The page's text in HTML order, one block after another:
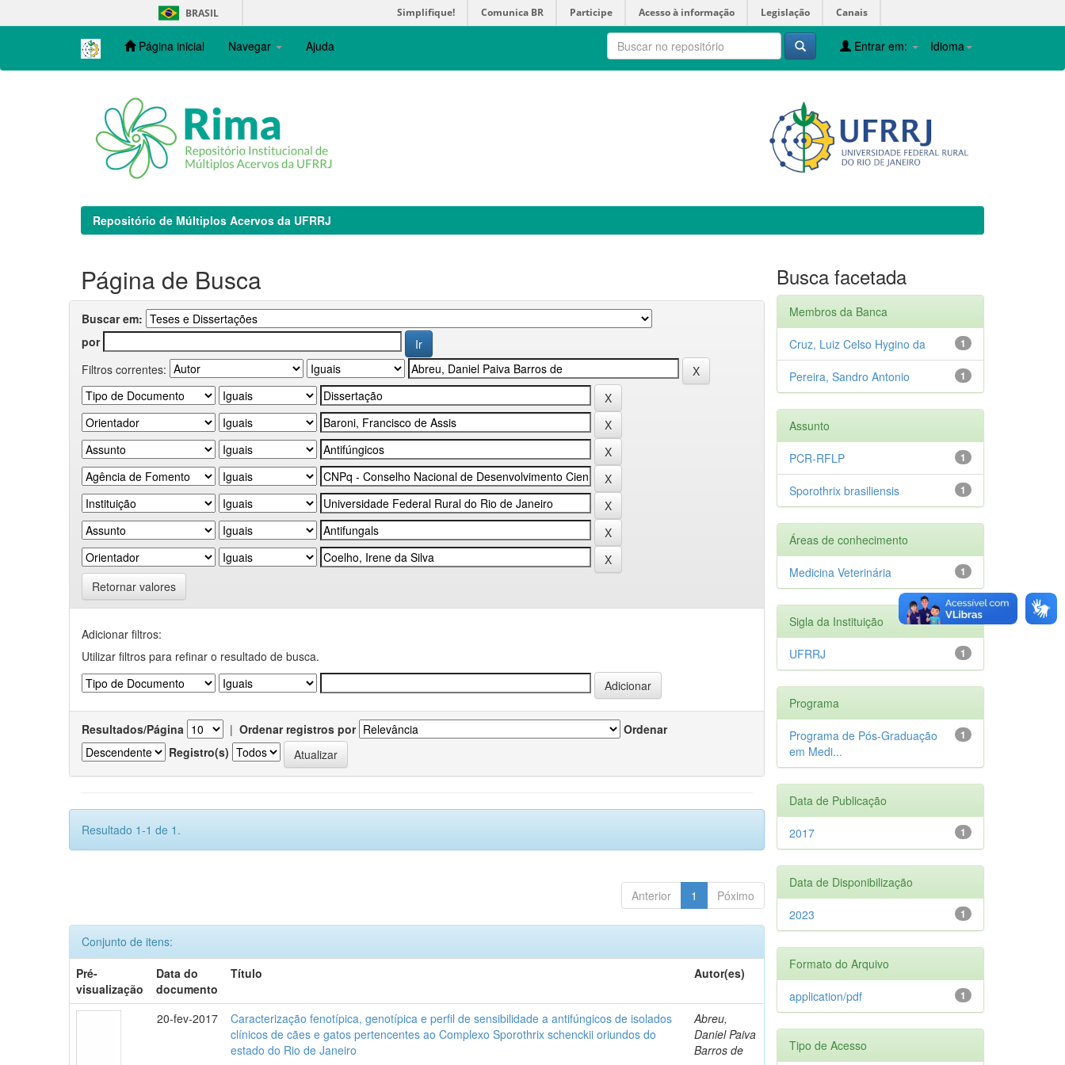
navigation
BRASIL Simplifique! Comunica BR Participe Acesso à informação Legislação Canais
Página inicial Navegar Ajuda Idioma
Entrar em:
Repositório de Múltiplos Acervos da UFRRJ
Página de Busca
Buscar em:
por
Filtros correntes:
Retornar valores
Adicionar filtros:
Utilizar filtros para refinar o resultado de busca.
Resultados/Página | Ordenar registros por
Ordenar
Registro(s)
Resultado 1-1 de 1.
Anterior 1 Póximo
Conjunto de itens:
Pré-
visualização
Data do
documento
Título Autor(es)
20-fev-2017
Caracterização fenotípica, genotípica e perfil de sensibilidade a antifúngicos de isolados
clínicos de cães e gatos pertencentes ao Complexo Sporothrix schenckii oriundos do
estado do Rio de Janeiro
Abreu,
Daniel Paiva
Barros de
Busca facetada
Membros da Banca
1
Cruz, Luiz Celso Hygino da
1
Pereira, Sandro Antonio
Assunto
1
PCR-RFLP
1
Sporothrix brasiliensis
Áreas de conhecimento
1
Medicina Veterinária
Sigla da Instituição
1
UFRRJ
Programa
1
Programa de Pós-Graduação
em Medi...
Data de Publicação
1
2017
Data de Disponibilização
1
2023
Formato do Arquivo
1
application/pdf
Tipo de Acesso